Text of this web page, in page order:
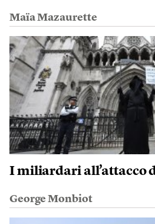
Maïa Mazaurette
I miliardari all’attacco
George Monbiot